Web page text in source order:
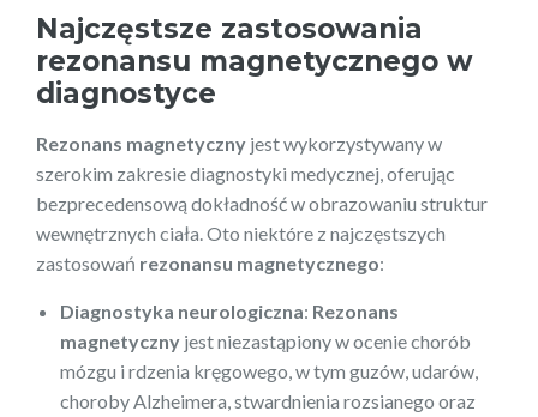
Najczęstsze zastosowania
rezonansu magnetycznego w
diagnostyce
Rezonans magnetyczny jest wykorzystywany w
szerokim zakresie diagnostyki medycznej, oferując
bezprecedensową dokładność w obrazowaniu struktur
wewnętrznych ciała. Oto niektóre z najczęstszych
zastosowań rezonansu magnetycznego:
Diagnostyka neurologiczna: Rezonans
magnetyczny jest niezastąpiony w ocenie chorób
mózgu i rdzenia kręgowego, w tym guzów, udarów,
choroby Alzheimera, stwardnienia rozsianego oraz